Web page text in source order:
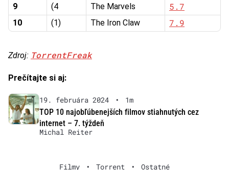
9 (4 The Marvels 5.7
10 (1) The Iron Claw 7.9
Zdroj: TorrentFreak
Prečítajte si aj:
19. februára 2024 •
1m
TOP 10 najobľúbenejších filmov stiahnutých cez
internet – 7. týždeň
Michal Reiter
Filmy • Torrent • Ostatné